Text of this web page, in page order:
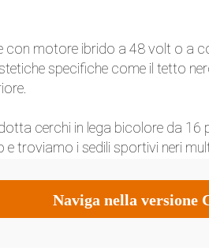
con motore ibrido a 48 volt o a
specifiche come il tetto
cerchi in lega bicolore da 16
e troviamo i sedili sportivi neri
Naviga nella versione